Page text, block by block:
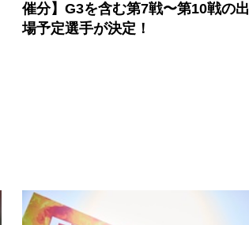
催分】G3を含む第7戦〜第10戦の出
場予定選手が決定！